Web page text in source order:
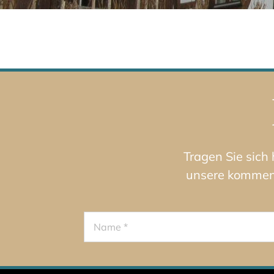
Tragen Sie
unsere